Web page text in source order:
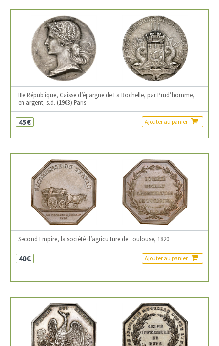
IIIe République, Caisse d’épargne de La Rochelle, par Prud’homme,
en argent, s.d. (1903) Paris
45€ Ajouter au panier
Second Empire, la société d’agriculture de Toulouse, 1820
40€ Ajouter au panier